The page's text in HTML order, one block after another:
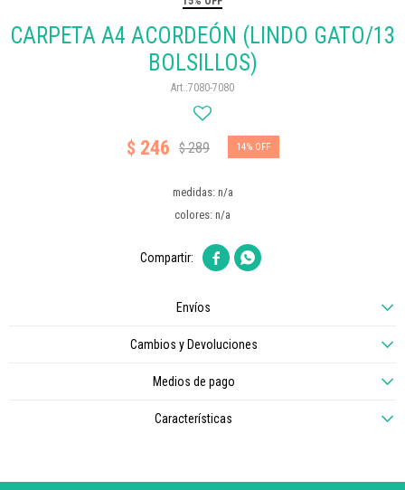
CARPETA A4 ACORDEÓN (LINDO GATO/13
BOLSILLOS)
7080-7080
$ 246 $289 14
medidas: n/a
colores: n/a
 
Envíos
Cambios y Devoluciones
Medios de pago
Características